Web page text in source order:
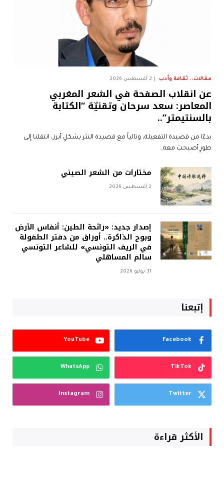
مقالات.. ثقافة وأدب 2 أغسطس 2026
عن انقلاب الصفحة في الشعر المغربي
المعاصر: سعد سرحان وتقنيّة “الكتابة
بالسنتيمتر”..
بدءًا من قصيدة التفعيلة، وتالياً مع قصيدة النثر بشكلٍ أبرز، انتقلنا إلى
طورٍ أصبحت معه…
مختارات من الشعر الصيني
2 أغسطس 2026
إصدار جديد: «رائحة الطين: أنفاس الأرض
وبوح الذاكرة.. أوراق من دفتر الطفولة
في الريف التونسي» للشاعر التونسي
سالم المساهلي
31 يوليو 2026
إتبعنا
Facebook
YouTube
TikTok
WhatsApp
Twitter
Instagram
الأكثر قراءة